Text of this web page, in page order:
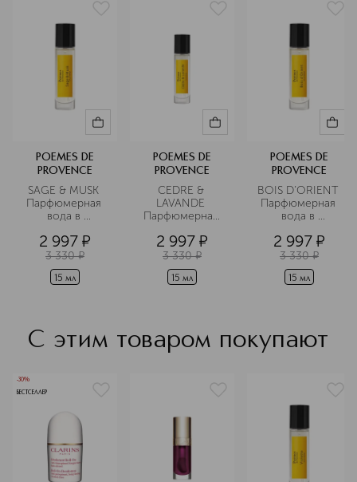
POEMES DE
PROVENCE
SAGE & MUSK
Парфюмерная
вода в
формате
2 997 ¤
3 330 ¤
15 мл
POEMES DE
PROVENCE
CEDRE &
LAVANDE
Парфюмерная
дорожном
формате
2 997 ¤
3 330 ¤
15 мл
POEMES DE
PROVENCE
BOIS D’ORIENT
Парфюмерная
вода в
формате
2 997 ¤
3 330 ¤
15 мл
С этим товаром покупают
-30%
БЕСТСЕЛЛЕР